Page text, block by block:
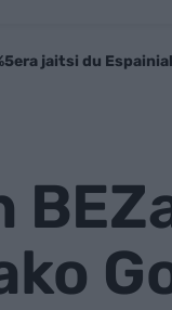
jaitsi du